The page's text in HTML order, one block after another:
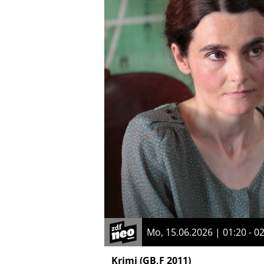
Mo, 15.06.2026 | 01:20 -
Krimi (GB,F 2011)